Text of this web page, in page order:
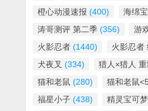
橙心动漫速报 (400) 海绵
涛哥测评 第二季 (356) 游
火影忍者 (1440) 火影忍者
犬夜叉 (334) 猎人×猎人
猫和老鼠 (280) 猫和老鼠
福星小子 (438) 精灵宝可